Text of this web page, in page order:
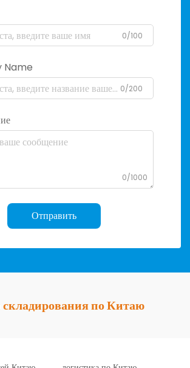
0/100
Name
0/200
0/1000
Отправить
складирования по Китаю